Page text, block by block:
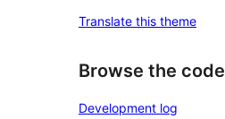
Translate this theme
Browse the code
Development log